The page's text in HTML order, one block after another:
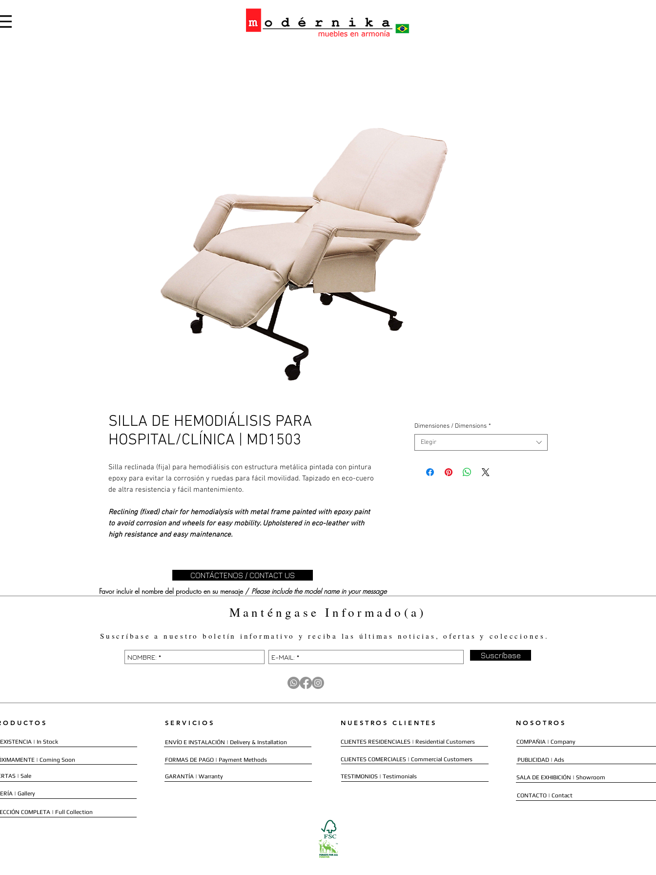
SILLA DE HEMODIÁLISIS PARA
HOSPITAL/CLÍNICA | MD1503
Silla reclinada (fija) para hemodiálisis con estructura metálica pintada con pintura
epoxy para evitar la corrosión y ruedas para fácil movilidad. Tapizado en eco-cuero
de altra resistencia y fácil mantenimiento.
Reclining (fixed) chair for hemodialysis with metal frame painted with epoxy paint
to avoid corrosion and wheels for easy mobility. Upholstered in eco-leather with
high resistance and easy maintenance.
Dimensiones / Dimensions *
Elegir
CONTÁCTENOS / CONTACT US
Favor incluir el nombre del producto en su mensaje / Please include the model name in your message
Manténgase Informado(a)
Suscríbase a nuestro boletín informativo y reciba las últimas noticias, ofertas y colecciones.
Suscríbase
| In Stock
| Coming Soon
| Sale
| Gallery
COMPLETA | Full Collection
SERVICIOS
ENVÍO E INSTALACIÓN | Delivery & Installation
FORMAS DE PAGO | Payment Methods
GARANTÍA | Warranty
NUESTROS CLIENTES
CLIENTES RESIDENCIALES | Residential Customers
CLIENTES COMERCIALES | Commercial Customers
TESTIMONIOS | Testimonials
NOSOTROS
COMPAÑIA | Company
PUBLICIDAD | Ads
SALA DE EXHIBICIÓN | Showroom
CONTACTO | Contact